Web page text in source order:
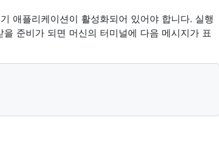
애플리케이션이 활성화되어 있어야 합니다. 실행
준비가 되면 머신의 터미널에 다음 메시지가 표